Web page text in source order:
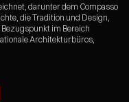
darunter dem Compasso
die Tradition und Design,
im Bereich
Architekturbüros,